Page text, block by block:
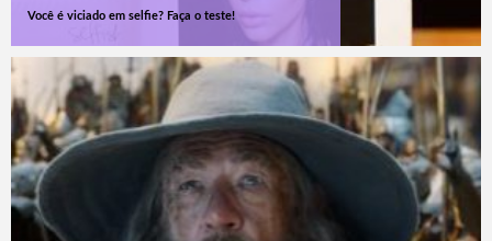
Você é viciado em selfie? Faça o teste!